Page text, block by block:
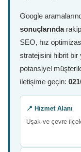
Google
sonuçlarında
SEO, hız
stratejisini hibrit bir
potansiyel
iletişime geçin:
📍 Hizmet Alanı
Uşak ve çevre